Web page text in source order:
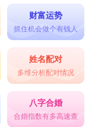
财富运势
抓住机会做个有钱人
姓名配对
多维分析配对情况
八字合婚
合婚指数有多高速查